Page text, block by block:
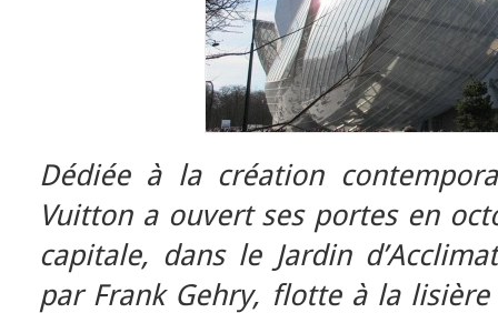
Dédiée à la création
Vuitton a ouvert ses portes en
capitale, dans le Jardin
par Frank Gehry, flotte à la